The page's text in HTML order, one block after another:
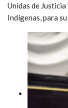
Unidas de
Indígenas, para